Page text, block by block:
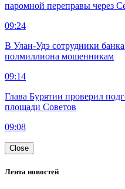
паромной переправы через
09:24
В Улан-Удэ сотрудники
полмиллиона мошенникам
09:14
Глава Бурятии проверил
площади Советов
09:08
Close
Лента новостей